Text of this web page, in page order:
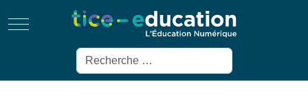
Mobile Menu Toggle
Rechercher